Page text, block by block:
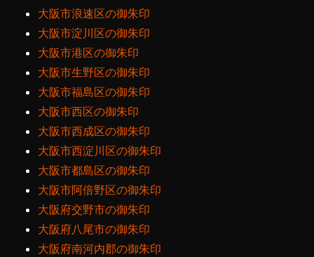
大阪市浪速区の御朱印
大阪市淀川区の御朱印
大阪市港区の御朱印
大阪市生野区の御朱印
大阪市福島区の御朱印
大阪市西区の御朱印
大阪市西成区の御朱印
大阪市西淀川区の御朱印
大阪市都島区の御朱印
大阪市阿倍野区の御朱印
大阪府交野市の御朱印
大阪府八尾市の御朱印
大阪府南河内郡の御朱印